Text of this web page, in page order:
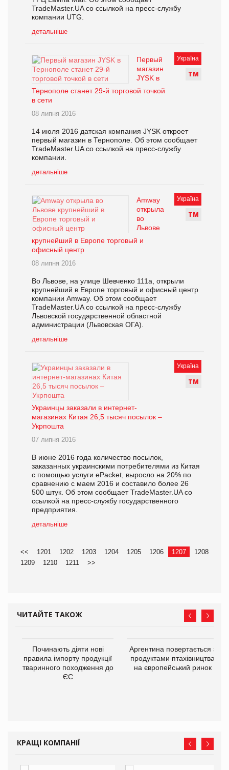
TradeMaster.UA со ссылкой на пресс-службу
компании UTG.
детальніше
Україна
ТМ
Первый
магазин
JYSK в
Тернополе станет 29-й торговой точкой
в сети
08 липня 2016
14 июля 2016 датская компания JYSK откроет
первый магазин в Тернополе. Об этом сообщает
TradeMaster.UA со ссылкой на пресс-службу
компании.
детальніше
Україна
ТМ
Amway
открыла
во
Львове
крупнейший в Европе торговый и
офисный центр
08 липня 2016
Во Львове, на улице Шевченко 111а, открыли
крупнейший в Европе торговый и офисный центр
компании Amway. Об этом сообщает
TradeMaster.UA со ссылкой на пресс-службу
Львовской государственной областной
администрации (Львовская ОГА).
детальніше
Україна
ТМ
Украинцы заказали в интернет-
магазинах Китая 26,5 тысяч посылок –
Укрпошта
07 липня 2016
В июне 2016 года количество посылок,
заказанных украинскими потребителями из Китая
с помощью услуги ePacket, выросло на 20% по
сравнению с маем 2016 и составило более 26
500 штук. Об этом сообщает TradeMaster.UA со
ссылкой на пресс-службу государственного
предприятия.
детальніше
<< 1201 1202 1203 1204 1205 1206 1207
1208
1209
1210 1211 >>
ЧИТАЙТЕ ТАКОЖ
Починають діяти нові
правила імпорту продукції
тваринного походження до
ЄС
Аргентина повертається з
продуктами птахівництва
на європейський ринок
КРАЩІ КОМПАНІЇ